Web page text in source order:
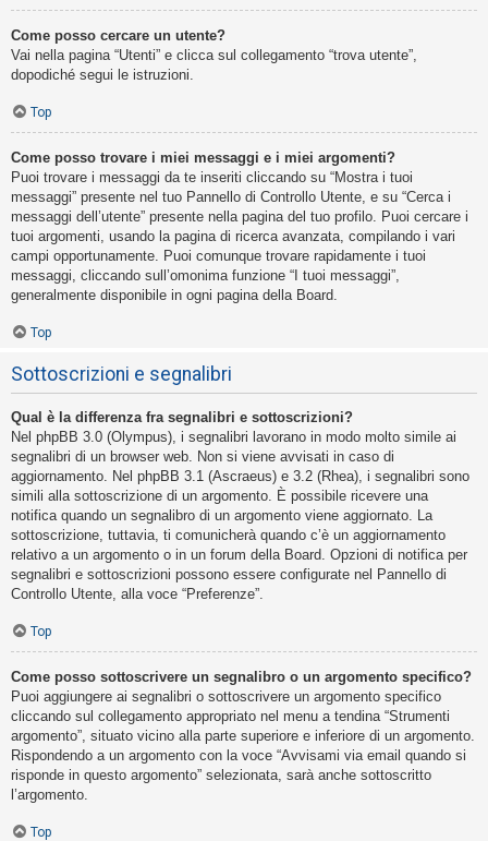
Come posso cercare un utente?
Vai nella pagina “Utenti” e clicca sul collegamento “trova utente”,
dopodiché segui le istruzioni.
Top
Come posso trovare i miei messaggi e i miei argomenti?
Puoi trovare i messaggi da te inseriti cliccando su “Mostra i tuoi
messaggi” presente nel tuo Pannello di Controllo Utente, e su “Cerca i
messaggi dell’utente” presente nella pagina del tuo profilo. Puoi cercare i
tuoi argomenti, usando la pagina di ricerca avanzata, compilando i vari
campi opportunamente. Puoi comunque trovare rapidamente i tuoi
messaggi, cliccando sull’omonima funzione “I tuoi messaggi”,
generalmente disponibile in ogni pagina della Board.
Top
Sottoscrizioni e segnalibri
Qual è la differenza fra segnalibri e sottoscrizioni?
Nel phpBB 3.0 (Olympus), i segnalibri lavorano in modo molto simile ai
segnalibri di un browser web. Non si viene avvisati in caso di
aggiornamento. Nel phpBB 3.1 (Ascraeus) e 3.2 (Rhea), i segnalibri sono
simili alla sottoscrizione di un argomento. È possibile ricevere una
notifica quando un segnalibro di un argomento viene aggiornato. La
sottoscrizione, tuttavia, ti comunicherà quando c’è un aggiornamento
relativo a un argomento o in un forum della Board. Opzioni di notifica per
segnalibri e sottoscrizioni possono essere configurate nel Pannello di
Controllo Utente, alla voce “Preferenze”.
Top
Come posso sottoscrivere un segnalibro o un argomento specifico?
Puoi aggiungere ai segnalibri o sottoscrivere un argomento specifico
cliccando sul collegamento appropriato nel menu a tendina “Strumenti
argomento”, situato vicino alla parte superiore e inferiore di un argomento.
Rispondendo a un argomento con la voce “Avvisami via email quando si
risponde in questo argomento” selezionata, sarà anche sottoscritto
l’argomento.
Top